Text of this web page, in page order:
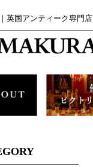
英国アンティーク専門店